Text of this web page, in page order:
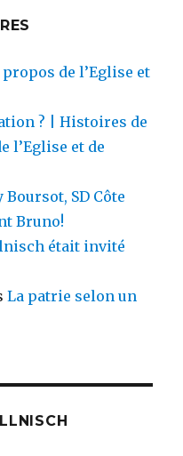
propos de l’Eglise et
? | Histoires de
l’Eglise et de
Boursot, SD Côte
Bruno!
était invité
La patrie selon un